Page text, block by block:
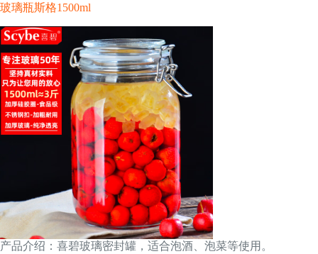
玻璃瓶斯格1500ml
产品介绍：喜碧玻璃密封罐，适合泡酒、泡菜等使用。